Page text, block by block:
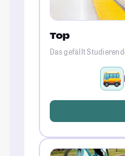
Top
Das gefällt